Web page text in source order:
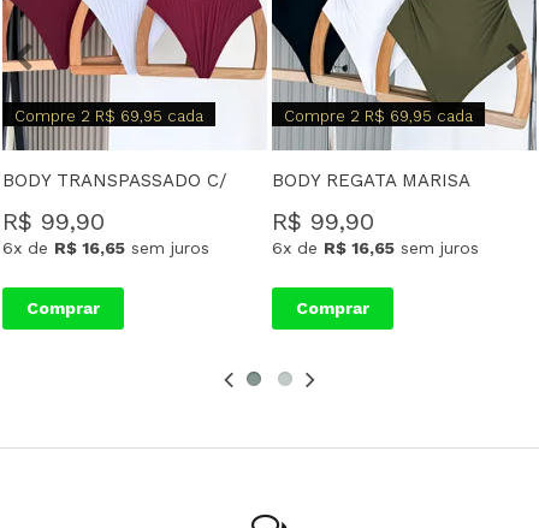
Compre 2 R$ 69,95 cada
R$ 99,90
6x de R$ 16,65 sem juros
Comprar
Compre 2 R$ 69,95 cada
BODY REGATA MARISA
R$ 99,90
6x de R$ 16,65 sem juros
Comprar